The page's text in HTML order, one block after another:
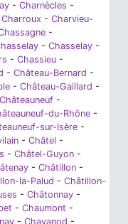
- Charnècles -
Charroux - Charvieu-
-
- Chasselay -
- Chassieu -
- Château-Bernard -
- Château-Gaillard -
Châteauneuf -
du-Rhône -
sur-Isère -
- Châtel -
- Châtel-Guyon -
- Châtillon -
la-Palud - Châtillon-
- Châtonnay -
- Chaumont -
- Chavanod -